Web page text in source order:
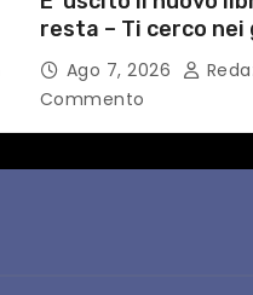
resta – Ti cerco nei
Angela Ragozzino,
primario di Capua
Ago 7, 2026
Commento